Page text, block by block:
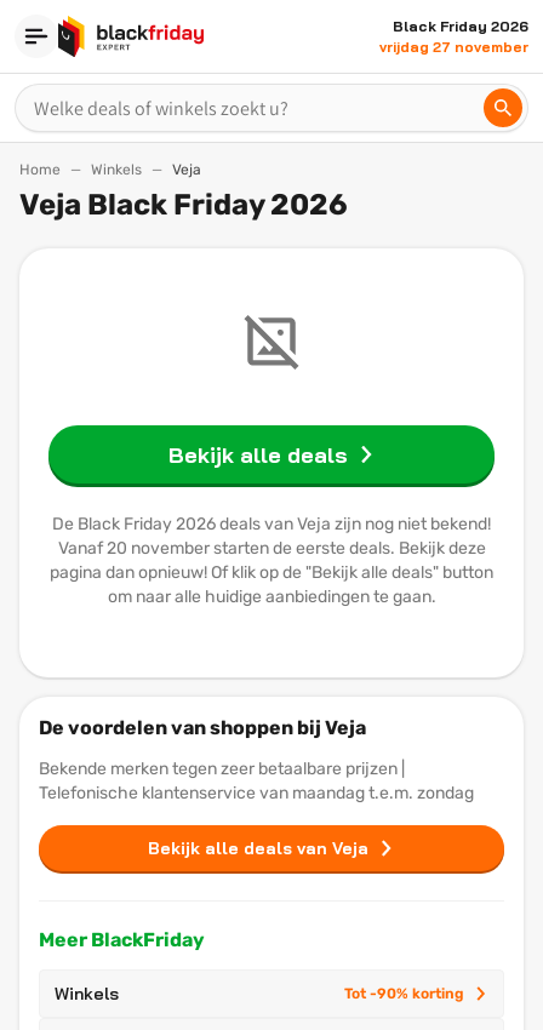
Black Friday 2026
vrijdag 27 november
Home Winkels Veja
Veja Black Friday 2026
Bekijk alle deals
De Black Friday 2026 deals van Veja zijn nog niet bekend!
Vanaf 20 november starten de eerste deals. Bekijk deze
pagina dan opnieuw! Of klik op de "Bekijk alle deals" button
om naar alle huidige aanbiedingen te gaan.
De voordelen van shoppen bij Veja
Bekende merken tegen zeer betaalbare prijzen |
Telefonische klantenservice van maandag t.e.m. zondag
Bekijk alle deals van Veja
Meer BlackFriday
Winkels Tot -90% korting